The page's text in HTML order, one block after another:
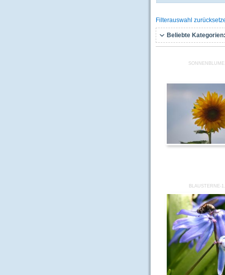
Filterauswahl
Beliebte Kategorien:
BLAUSTERNE-